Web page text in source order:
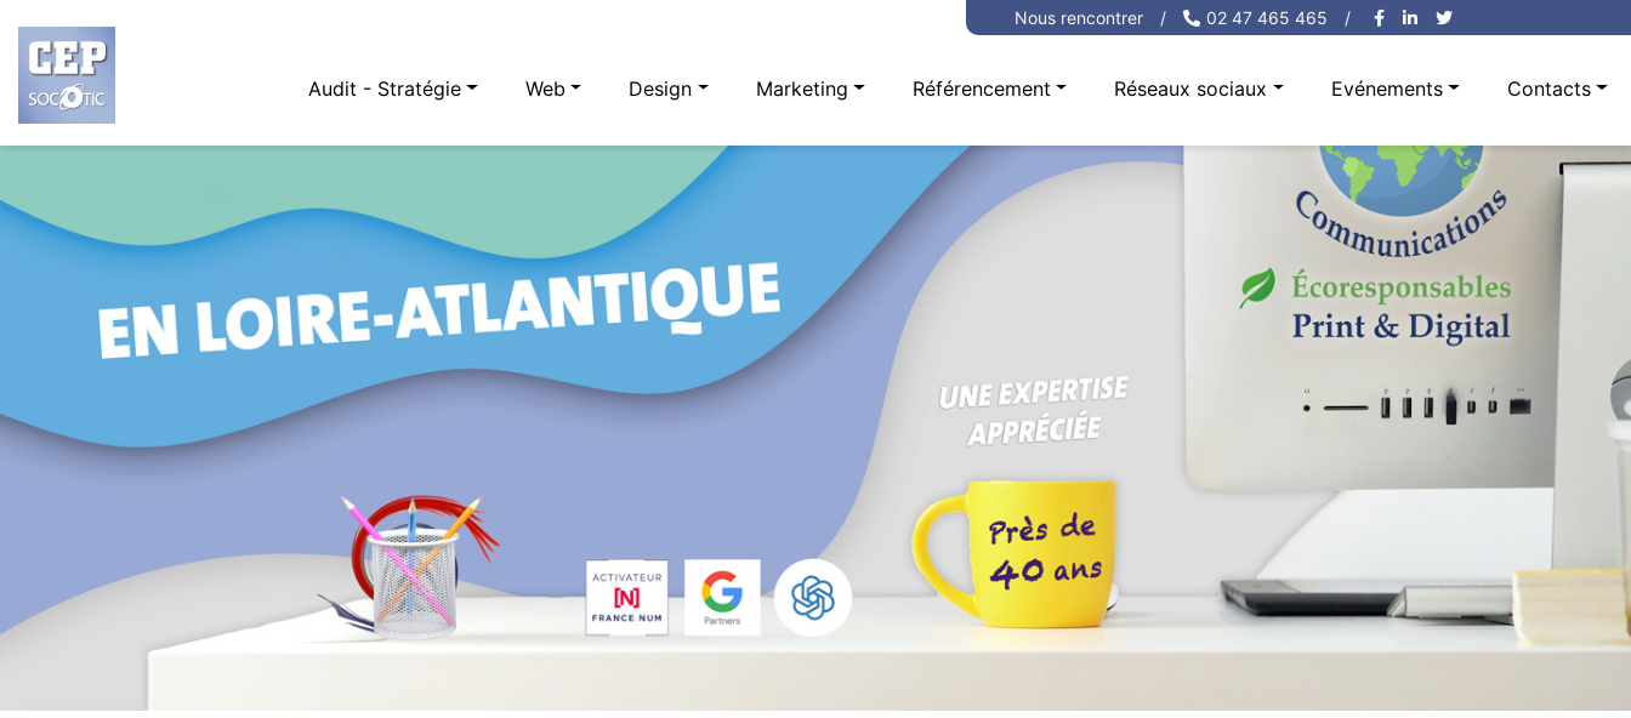
Nous rencontrer / 02 47 465 465 /
Audit - Stratégie Web Design Marketing Référencement Réseaux sociaux Evénements Contacts